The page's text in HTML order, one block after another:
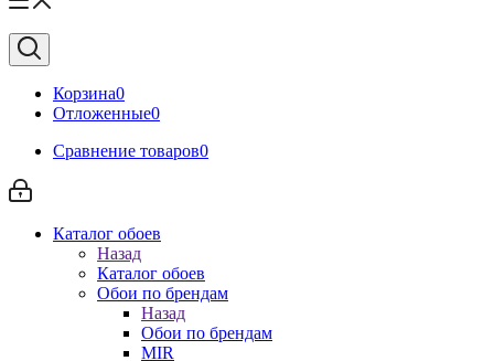
Корзина0
Отложенные0
Сравнение товаров0
Каталог обоев
Назад
Каталог обоев
Обои по брендам
Назад
Обои по брендам
MIR